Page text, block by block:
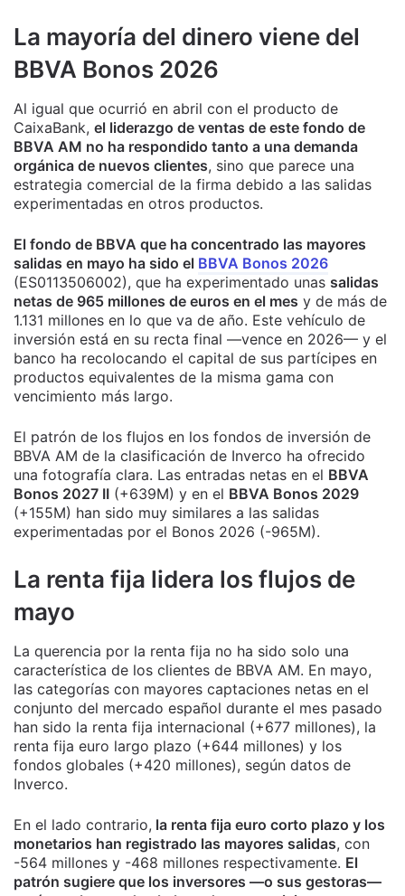
La mayoría del dinero viene del
BBVA Bonos 2026
Al igual que ocurrió en abril con el producto de
CaixaBank, el liderazgo de ventas de este fondo de
BBVA AM no ha respondido tanto a una demanda
orgánica de nuevos clientes, sino que parece una
estrategia comercial de la firma debido a las salidas
experimentadas en otros productos.
El fondo de BBVA que ha concentrado las mayores
salidas en mayo ha sido el BBVA Bonos 2026
(ES0113506002), que ha experimentado unas salidas
netas de 965 millones de euros en el mes y de más de
1.131 millones en lo que va de año. Este vehículo de
inversión está en su recta final —vence en 2026— y el
banco ha recolocando el capital de sus partícipes en
productos equivalentes de la misma gama con
vencimiento más largo.
El patrón de los flujos en los fondos de inversión de
BBVA AM de la clasificación de Inverco ha ofrecido
una fotografía clara. Las entradas netas en el BBVA
Bonos 2027 II (+639M) y en el BBVA Bonos 2029
(+155M) han sido muy similares a las salidas
experimentadas por el Bonos 2026 (-965M).
La renta fija lidera los flujos de
mayo
La querencia por la renta fija no ha sido solo una
característica de los clientes de BBVA AM. En mayo,
las categorías con mayores captaciones netas en el
conjunto del mercado español durante el mes pasado
han sido la renta fija internacional (+677 millones), la
renta fija euro largo plazo (+644 millones) y los
fondos globales (+420 millones), según datos de
Inverco.
En el lado contrario, la renta fija euro corto plazo y los
monetarios han registrado las mayores salidas, con
-564 millones y -468 millones respectivamente. El
patrón sugiere que los inversores —o sus gestoras—